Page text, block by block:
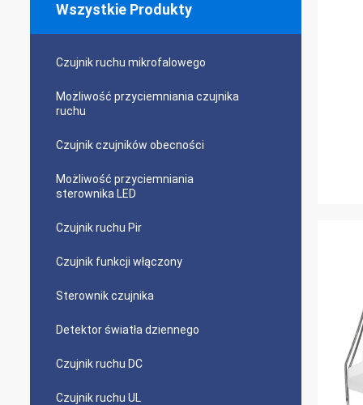
Wszystkie Produkty
Czujnik ruchu mikrofalowego
Możliwość przyciemniania czujnika
ruchu
Czujnik czujników obecności
Możliwość przyciemniania
sterownika LED
Czujnik ruchu Pir
Czujnik funkcji włączony
Sterownik czujnika
Detektor światła dziennego
Czujnik ruchu DC
Czujnik ruchu UL